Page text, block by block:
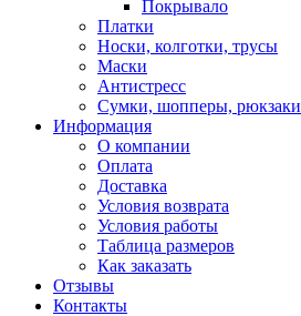
Покрывало
Платки
Носки, колготки, трусы
Маски
Антистресс
Сумки, шопперы, рюкзаки
Информация
О компании
Оплата
Доставка
Условия возврата
Условия работы
Таблица размеров
Как заказать
Отзывы
Контакты